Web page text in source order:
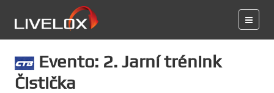
Evento: 2. Jarní trénink
Čistička